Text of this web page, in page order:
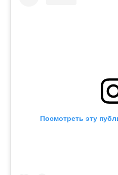
Посмотреть эту